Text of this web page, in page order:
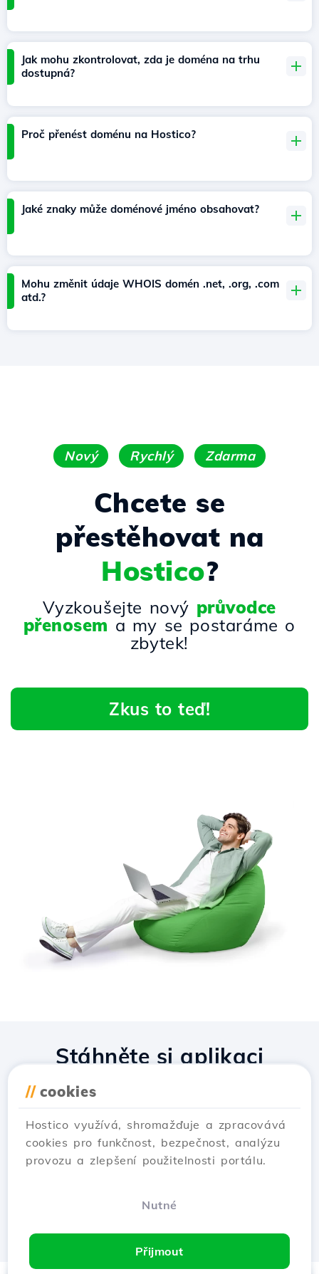
Jak mohu zkontrolovat, zda je doména na trhu
dostupná?
Proč přenést doménu na Hostico?
Jaké znaky může doménové jméno obsahovat?
Mohu změnit údaje WHOIS domén .net, .org, .com
atd.?
Nový Rychlý Zdarma
Chcete se
přestěhovat na
Hostico?
Vyzkoušejte nový průvodce
přenosem a my se postaráme o
zbytek!
Zkus to teď!
// cookies
Hostico využívá, shromažďuje a zpracovává
cookies pro funkčnost, bezpečnost, analýzu
provozu a zlepšení použitelnosti portálu.
Nutné
Přijmout
Stáhněte si aplikaci